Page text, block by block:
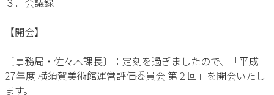
【開会】
〔事務局・佐々木課長〕：定刻を過ぎましたので、「平成
27年度 横須賀美術館運営評価委員会 第２回」を開会いたし
ます。